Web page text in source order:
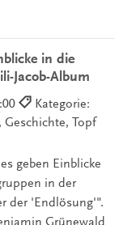
in die
Jacob-Album
Kategorie:
Topf
geben Einblicke
in der
der 'Endlösung'".
Grünewald